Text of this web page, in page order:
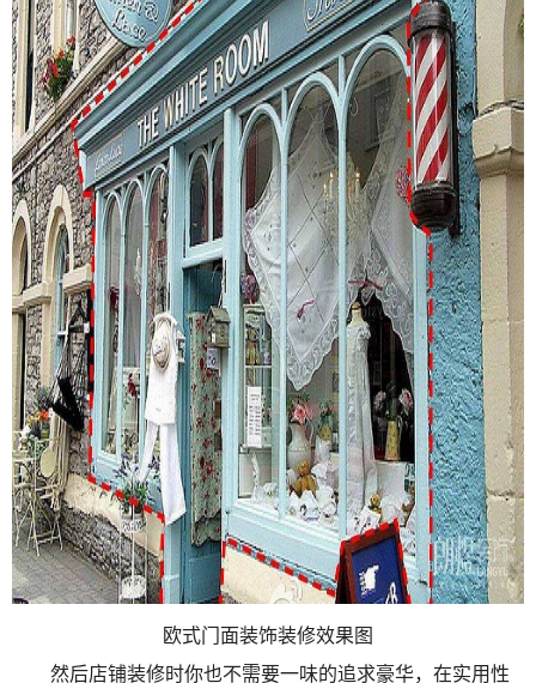
欧式门面装饰装修效果图
然后店铺装修时你也不需要一味的追求豪华，在实用性